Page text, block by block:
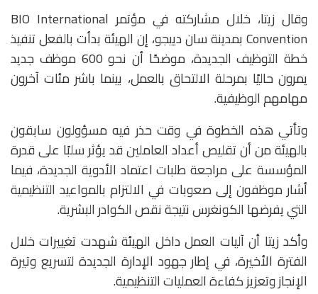
وقال زيتا، خلال مشاركته في مؤتمر BIO International
Convention بمدينة سان دييجو، إن الهيئة بدأت بالفعل تنفيذ
خطة التوظيف الجديدة، موضحًا أن نحو 600 موظف جديد
يمرون حاليًا بمرحلة الالتحاق بالعمل، بينما باشر مئات آخرون
مهامهم الوظيفية.
وتأتي هذه الخطوة في وقت حذر فيه مسؤولون سابقون
بالهيئة من أن تقليص أعداد العاملين قد يؤثر سلبًا على قدرة
المؤسسة على مراجعة طلبات اعتماد الأدوية الجديدة، فيما
أشار موظفون إلى صعوبات في الالتزام بالمواعيد التنظيمية
التي يفرضها الكونغرس نتيجة نقص الكوادر البشرية.
وأكد زيتا أن آليات العمل داخل الهيئة شهدت تغييرات خلال
الفترة الأخيرة، في إطار جهود الإدارة الجديدة لتسريع وتيرة
الإنجاز وتعزيز كفاءة العمليات التنظيمية.